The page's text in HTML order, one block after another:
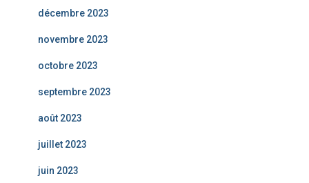
décembre 2023
novembre 2023
octobre 2023
septembre 2023
août 2023
juillet 2023
juin 2023